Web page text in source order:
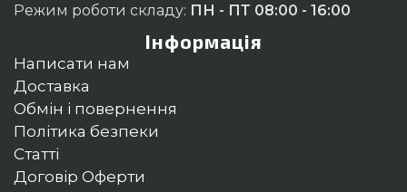
Режим роботи складу: ПН - ПТ 08:00 - 16:00
Інформація
Написати нам
Доставка
Обмін і повернення
Політика безпеки
Статті
Договір Оферти